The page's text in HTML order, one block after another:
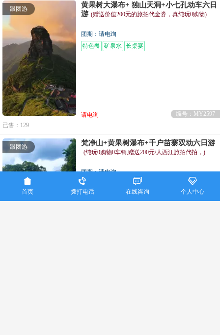
跟团游
黄果树大瀑布+ 独山天洞+小七孔动车六日
游 (赠送价值200元的旅拍代金券，真纯玩0购物)
团期：请电询
特色餐 矿泉水 长桌宴
请电询
编号：MY2597
已售：129
跟团游 梵净山+黄果树瀑布+千户苗寨双动六日游
(纯玩0购物0车销,赠送200元/人西江旅拍代拍，)
团期：请电询
纯玩
四钻酒店

首页

拨打电话

在线咨询

个人中心